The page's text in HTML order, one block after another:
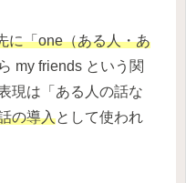
に「one（ある人・あ
my friends という関
現は「ある人の話な
の導入として使われ